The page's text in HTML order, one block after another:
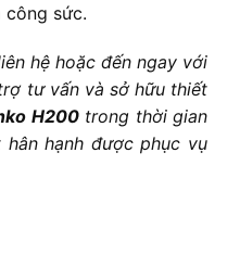
sức.
hệ hoặc đến ngay với
tư vấn và sở hữu thiết
H200trong thời gian
hạnh được phục vụ